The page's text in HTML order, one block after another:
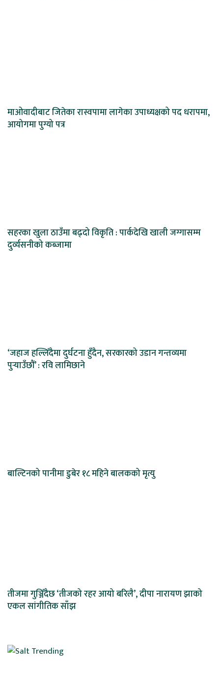
माओवादीबाट जितेका रास्वपामा लागेका उपाध्यक्षको पद धरापमा,
आयोगमा पुग्यो पत्र
सहरका खुला ठाउँमा बढ्दो विकृति : पार्कदेखि खाली जग्गासम्म
दुर्व्यसनीको कब्जामा
‘जहाज हल्लिँदैमा दुर्घटना हुँदैन, सरकारको उडान गन्तव्यमा
पुर्‍याउँछौं’ : रवि लामिछाने
बाल्टिनको पानीमा डुबेर १८ महिने बालकको मृत्यु
तीजमा गुञ्जिँदैछ ‘तीजको रहर आयो बरिलै’, दीपा नारायण झाको
एकल सांगीतिक साँझ